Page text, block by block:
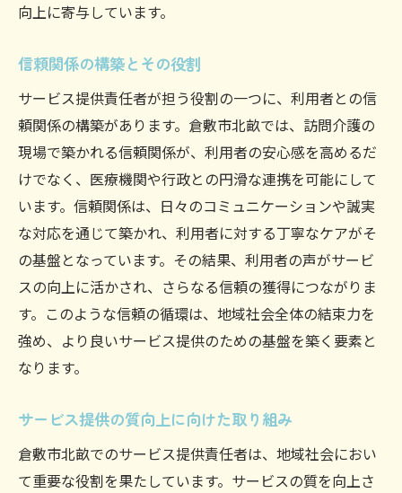
向上に寄与しています。
信頼関係の構築とその役割
サービス提供責任者が担う役割の一つに、利用者との信
頼関係の構築があります。倉敷市北畝では、訪問介護の
現場で築かれる信頼関係が、利用者の安心感を高めるだ
けでなく、医療機関や行政との円滑な連携を可能にして
います。信頼関係は、日々のコミュニケーションや誠実
な対応を通じて築かれ、利用者に対する丁寧なケアがそ
の基盤となっています。その結果、利用者の声がサービ
スの向上に活かされ、さらなる信頼の獲得につながりま
す。このような信頼の循環は、地域社会全体の結束力を
強め、より良いサービス提供のための基盤を築く要素と
なります。
サービス提供の質向上に向けた取り組み
倉敷市北畝でのサービス提供責任者は、地域社会におい
て重要な役割を果たしています。サービスの質を向上さ